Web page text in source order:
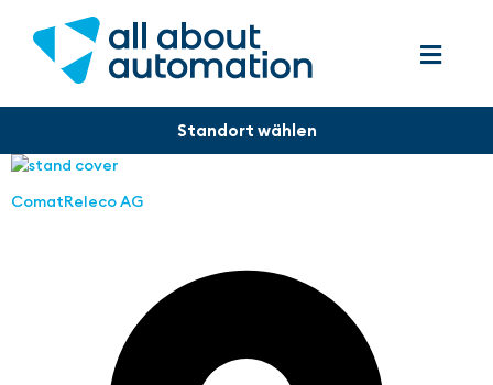
ComatReleco AG